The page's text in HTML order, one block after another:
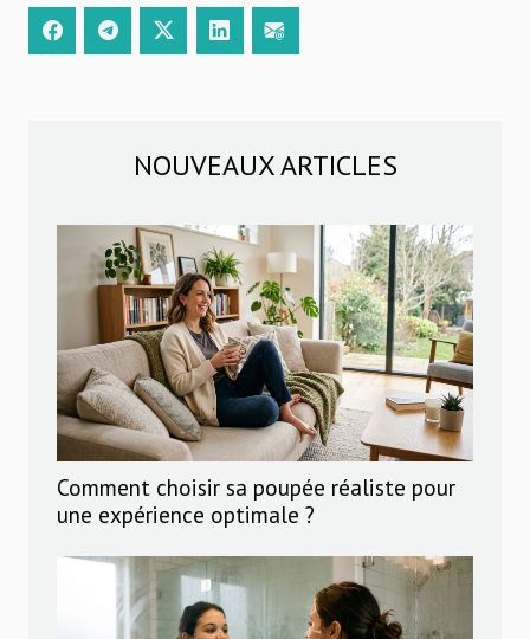
NOUVEAUX ARTICLES
Comment choisir sa poupée réaliste pour
une expérience optimale ?